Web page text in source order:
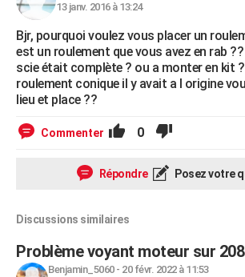
13 janv. 2016 à 13:24
Bjr, pourquoi voulez vous placer un
est un roulement que vous avez en rab
scie était complète ? ou a monter en kit
roulement conique il y avait a l origine
lieu et place ??
Commenter 0
Répondre Posez votre
Discussions similaires
Problème voyant moteur sur 208
Benjamin_5060- 20 févr. 2022 à 11:53